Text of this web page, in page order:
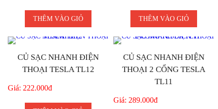
THÊM VÀO GIỎ THÊM VÀO GIỎ
CỦ SẠC NHANH ĐIỆN
THOẠI TESLA TL12
Giá: 222.000đ
CỦ SẠC NHANH ĐIỆN
THOẠI 2 CỔNG TESLA
TL11
Giá: 289.000đ